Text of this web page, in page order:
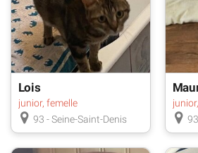
Lois
junior, femelle
93 - Seine-Saint-Denis